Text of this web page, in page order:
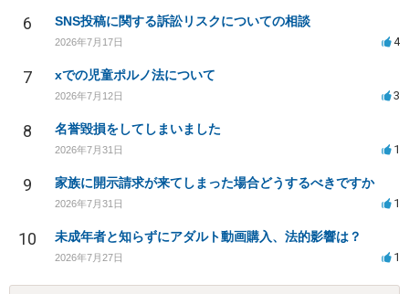
6 SNS投稿に関する訴訟リスクについての相談
2026年7月17日 4
7 xでの児童ポルノ法について
2026年7月12日 3
8 名誉毀損をしてしまいました
2026年7月31日 1
9 家族に開示請求が来てしまった場合どうするべきですか
2026年7月31日 1
10 未成年者と知らずにアダルト動画購入、法的影響は？
2026年7月27日 1